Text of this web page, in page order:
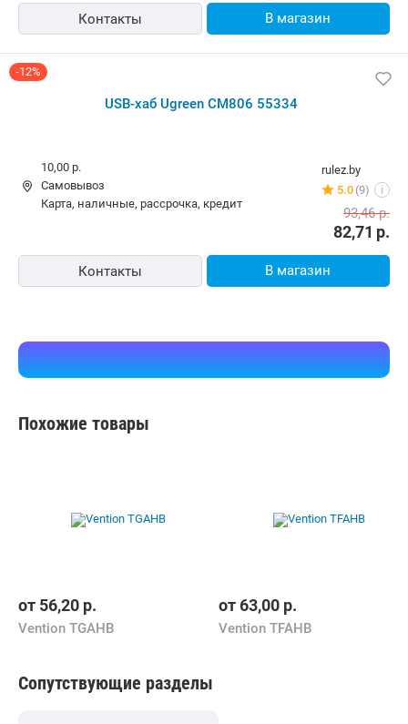
Контакты В магазин
-12%
USB-хаб Ugreen CM806 55334
rulez.by
5.0 (9) i
10,00 р.
Самовывоз
карта, наличные, рассрочка, кредит
82,71 р.
93,46р.
Контакты В магазин
Похожие товары
от 56,20 р.
Vention TGAHB
от63,00 р.
Vention TFAHB
Сопутствующие разделы